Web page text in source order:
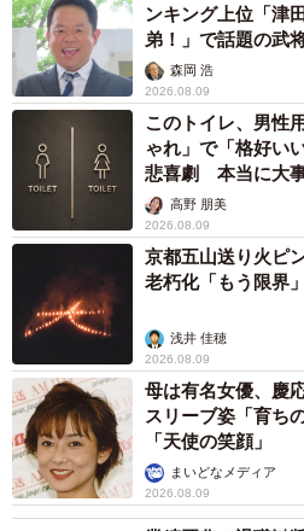
ンキング上位「津
弟！」で話題の武
森岡 浩
2026.08.09
このトイレ、男性
ゃれ」で「格好い
悲喜劇 本当に大
く…高野 朋美
2026.08.09
京都五山送り火ピ
老朽化「もう限界
浅井 佳穂
2026.08.09
母は有名女優、慶
スリーブ姿「育ち
「天使の笑顔」
まいどなメディア
2026.08.09